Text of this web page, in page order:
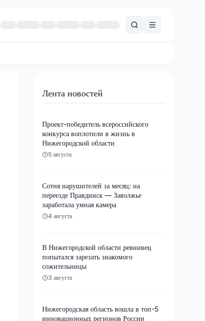
Лента новостей
Проект-победитель всероссийского
конкурса воплотили в жизнь в
Нижегородской области
5 августа
Сотня нарушителей за месяц: на
переезде Правдинск — Заволжье
заработала умная камера
4 августа
В Нижегородской области ревнивец
попытался зарезать знакомого
сожительницы
3 августа
Нижегородская область вошла в топ-5
инновационных регионов России